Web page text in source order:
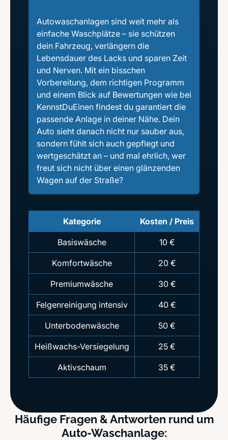
Autowaschanlagen sind weit mehr als
einfache Waschplätze – sie schützen
dein Fahrzeug, verlängern die
Lebensdauer des Lacks und sparen Zeit
und Nerven. Mit ein bisschen
Vorbereitung, dem richtigen Programm
und einem Blick auf Bewertungen wie bei
KennstDuEinen findest du garantiert die
passende Anlage in deiner Nähe. Dein
Auto sieht danach nicht nur sauber aus,
sondern fühlt sich auch gepflegt und
wertgeschätzt an – und mal ehrlich, wer
freut sich nicht über einen glänzenden
Wagen auf der Straße?
Kategorie Kosten / Preis
Basiswäsche 10 €
Komfortwäsche 20 €
Premiumwäsche 30 €
Felgenreinigung intensiv 40 €
Unterbodenwäsche 50 €
Heißwachs-Versiegelung 25 €
Aktivschaum 35 €
Häufige Fragen & Antworten rund um
Auto-Waschanlage: